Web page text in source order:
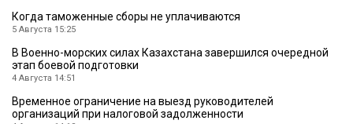
Когда таможенные сборы не уплачиваются
5 Августа 15:25
В Военно-морских силах Казахстана завершился очередной
этап боевой подготовки
4 Августа 14:51
Временное ограничение на выезд руководителей
организаций при налоговой задолженности